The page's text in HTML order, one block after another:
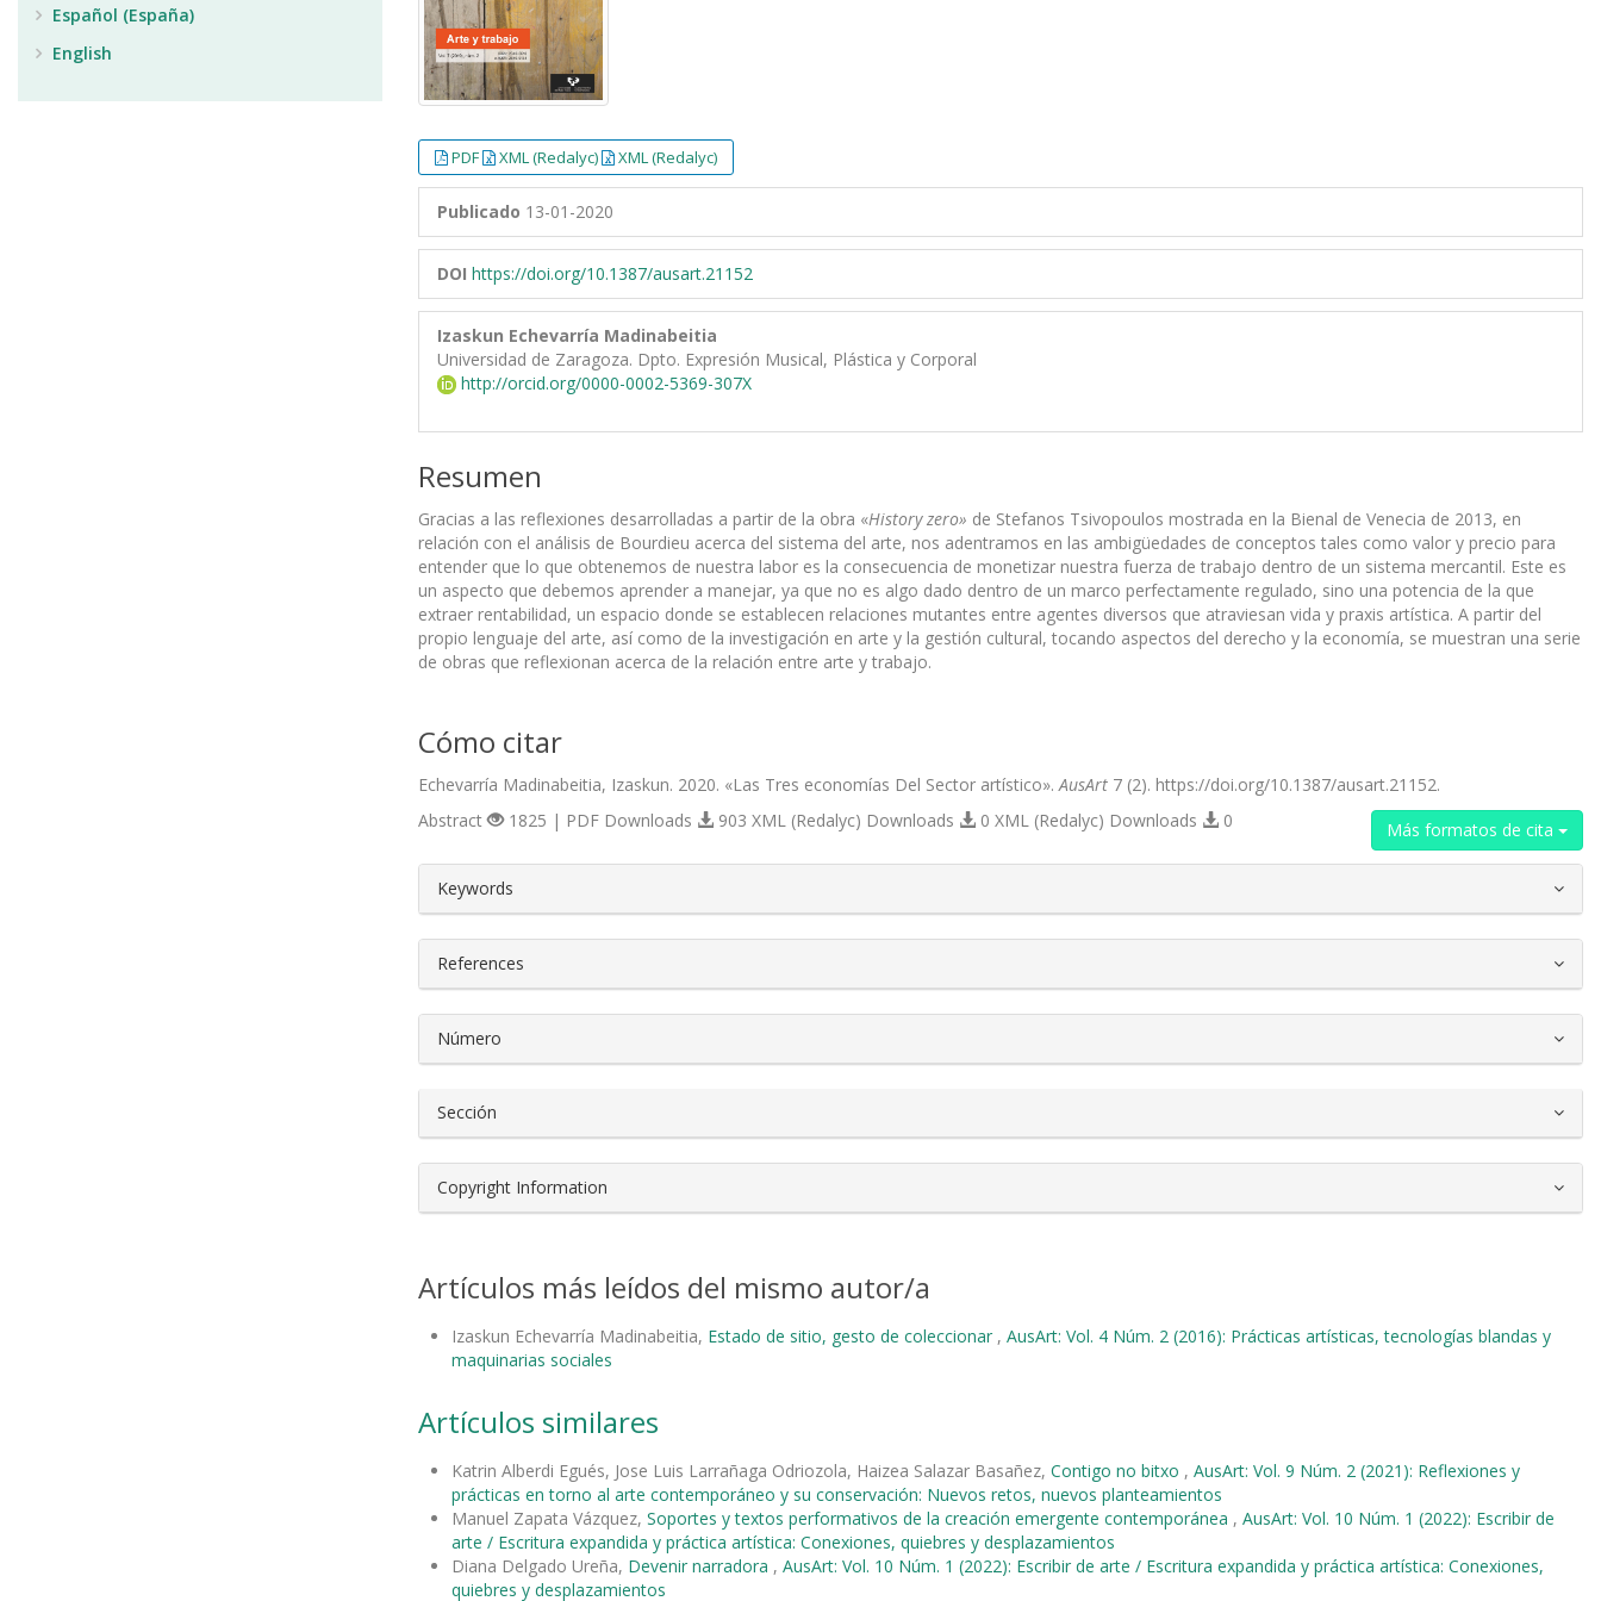
PDF XML (Redalyc) XML (Redalyc)
Publicado 13-01-2020
DOI https://doi.org/10.1387/ausart.21152
Izaskun Echevarría Madinabeitia
Universidad de Zaragoza. Dpto. Expresión Musical, Plástica y Corporal
http://orcid.org/0000-0002-5369-307X
Resumen
Gracias a las reflexiones desarrolladas a partir de la obra «History zero» de Stefanos Tsivopoulos mostrada en la Bienal de Venecia de 2013, en
relación con el análisis de Bourdieu acerca del sistema del arte, nos adentramos en las ambigüedades de conceptos tales como valor y precio para
entender que lo que obtenemos de nuestra labor es la consecuencia de monetizar nuestra fuerza de trabajo dentro de un sistema mercantil. Este es
un aspecto que debemos aprender a manejar, ya que no es algo dado dentro de un marco perfectamente regulado, sino una potencia de la que
extraer rentabilidad, un espacio donde se establecen relaciones mutantes entre agentes diversos que atraviesan vida y praxis artística. A partir del
propio lenguaje del arte, así como de la investigación en arte y la gestión cultural, tocando aspectos del derecho y la economía, se muestran una serie
de obras que reflexionan acerca de la relación entre arte y trabajo.
Cómo citar
Echevarría Madinabeitia, Izaskun. 2020. «Las Tres economías Del Sector artístico». AusArt 7 (2). https://doi.org/10.1387/ausart.21152.
Más formatos de cita
Abstract 1825 | PDF Downloads 903 XML (Redalyc) Downloads 0 XML (Redalyc) Downloads 0
##plugins.themes.bootstrap3.article.details##
Keywords
References
Número
Sección
Copyright Information
Artículos más leídos del mismo autor/a
Izaskun Echevarría Madinabeitia, Estado de sitio, gesto de coleccionar , AusArt: Vol. 4 Núm. 2 (2016): Prácticas artísticas, tecnologías blandas y
maquinarias sociales
Artículos similares
Katrin Alberdi Egués, Jose Luis Larrañaga Odriozola, Haizea Salazar Basañez, Contigo no bitxo , AusArt: Vol. 9 Núm. 2 (2021): Reflexiones y
prácticas en torno al arte contemporáneo y su conservación: Nuevos retos, nuevos planteamientos
Manuel Zapata Vázquez, Soportes y textos performativos de la creación emergente contemporánea , AusArt: Vol. 10 Núm. 1 (2022): Escribir de
arte / Escritura expandida y práctica artística: Conexiones, quiebres y desplazamientos
Diana Delgado Ureña, Devenir narradora , AusArt: Vol. 10 Núm. 1 (2022): Escribir de arte / Escritura expandida y práctica artística: Conexiones,
quiebres y desplazamientos
Español (España)
English